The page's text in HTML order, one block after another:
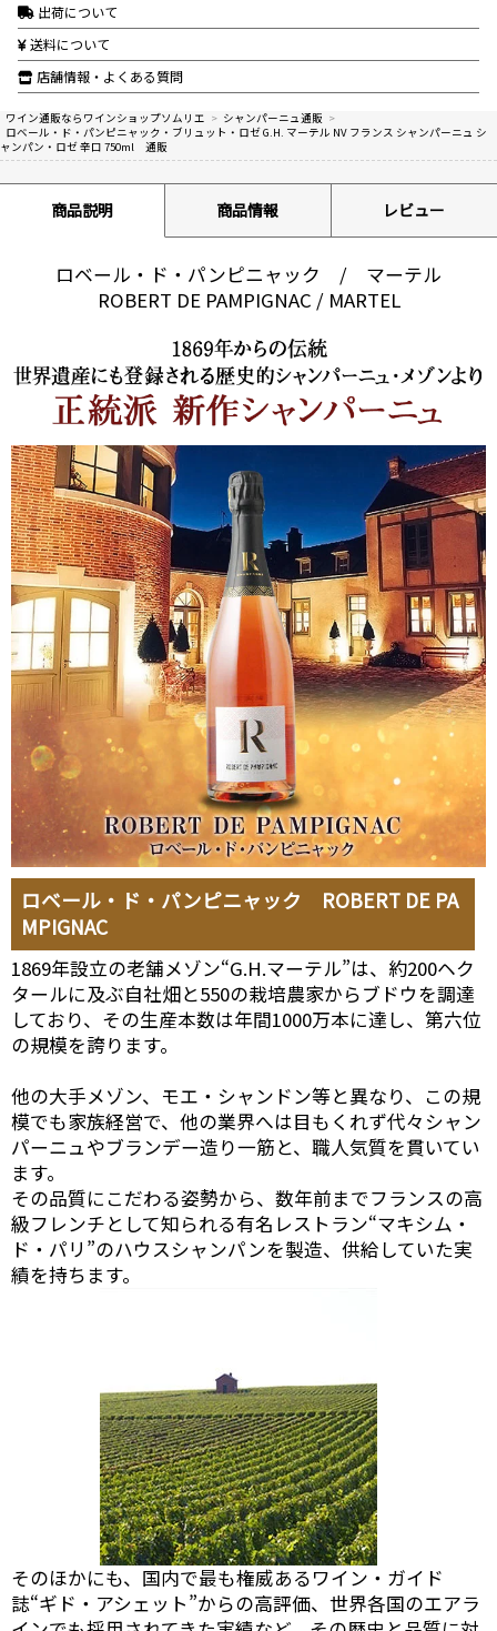
出荷について
送料について
店舗情報・よくある質問
ワイン通販ならワインショップソムリエ > シャンパーニュ通販 >
ロベール・ド・パンピニャック・ブリュット・ロゼ G.H. マーテル NV フランス シャンパーニュ シ
ャンパン・ロゼ 辛口 750ml 通販
商品説明 商品情報 レビュー
ロベール・ド・パンピニャック / マーテル
ROBERT DE PAMPIGNAC / MARTEL
ロベール・ド・パンピニャック ROBERT DE PA
MPIGNAC
1869年設立の老舗メゾン“G.H.マーテル”は、約200ヘク
タールに及ぶ自社畑と550の栽培農家からブドウを調達
しており、その生産本数は年間1000万本に達し、第六位
の規模を誇ります。
他の大手メゾン、モエ・シャンドン等と異なり、この規
模でも家族経営で、他の業界へは目もくれず代々シャン
パーニュやブランデー造り一筋と、職人気質を貫いてい
ます。
その品質にこだわる姿勢から、数年前までフランスの高
級フレンチとして知られる有名レストラン“マキシム・
ド・パリ”のハウスシャンパンを製造、供給していた実
績を持ちます。
そのほかにも、国内で最も権威あるワイン・ガイド
誌“ギド・アシェット”からの高評価、世界各国のエアラ